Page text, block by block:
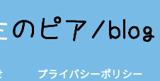
プライバシーポリシー